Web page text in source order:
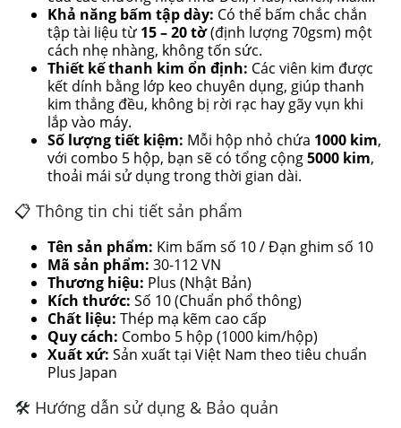
Khả năng bấm tập dày: Có thể bấm chắc chắn
tập tài liệu từ 15 – 20 tờ(định lượng 70gsm) một
cách nhẹ nhàng, không tốn sức.
Thiết kế thanh kim ổn định: Các viên kim được
kết dính bằng lớp keo chuyên dụng, giúp thanh
kim thẳng đều, không bị rời rạc hay gãy vụn khi
lắp vào máy.
Số lượng tiết kiệm: Mỗi hộp nhỏ chứa 1000 kim,
với combo 5 hộp, bạn sẽ có tổng cộng5000 kim,
thoải mái sử dụng trong thời gian dài.
📋 Thông tin chi tiết sản phẩm
Tên sản phẩm: Kim bấm số 10 / Đạn ghim số 10
Mã sản phẩm: 30-112 VN
Thương hiệu: Plus (Nhật Bản)
Kích thước: Số 10 (Chuẩn phổ thông)
Chất liệu: Thép mạ kẽm cao cấp
Quy cách: Combo 5 hộp (1000 kim/hộp)
Xuất xứ: Sản xuất tại Việt Nam theo tiêu chuẩn
Plus Japan
🛠 Hướng dẫn sử dụng & Bảo quản